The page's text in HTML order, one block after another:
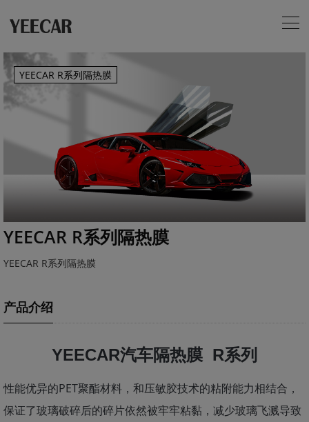
YEECAR R系列隔热膜
YEECAR R系列隔热膜
YEECAR R系列隔热膜
产品介绍
YEECAR汽车隔热膜 R系列
性能优异的PET聚酯材料，和压敏胶技术的粘附能力相结合，
保证了玻璃破碎后的碎片依然被牢牢粘黏，减少玻璃飞溅导致